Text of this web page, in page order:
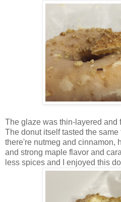
The glaze was thin-layered and
The donut itself tasted the same
there're nutmeg and cinnamon,
and strong maple flavor and
less spices and I enjoyed this